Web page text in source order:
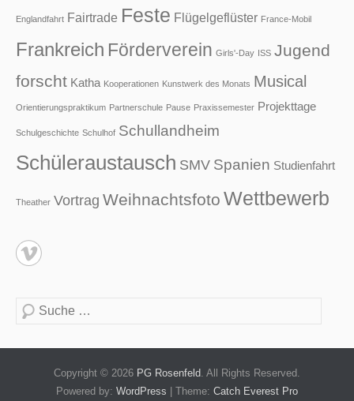
Englandfahrt Fairtrade Feste Flügelgeflüster France-Mobil
Frankreich Förderverein Girls'-Day ISS Jugend
forscht Katha Kooperationen Kunstwerk des Monats Musical
Orientierungspraktikum Partnerschule Pause Praxissemester Projekttage
Schulgeschichte Schulhof Schullandheim
Schüleraustausch SMV Spanien Studienfahrt
Theather Vortrag Weihnachtsfoto Wettbewerb
Suche
Copyright © 2026 PG Rosenfeld . All Rights Reserved.
Powered by: WordPress | Theme: Catch Everest Pro